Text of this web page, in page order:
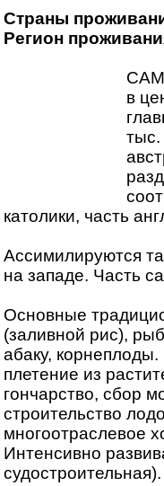
Страны
Регион
в
тыс.
католики, часть
Ассимилируются
на западе. Часть
Основные
(заливной рис),
абаку,
плетение из
гончарство, сбор
строительство
многоотраслевое
Интенсивно
судостроительная).